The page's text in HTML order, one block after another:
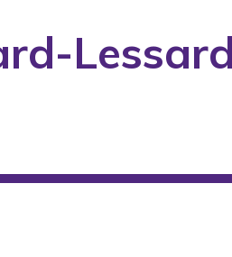
Lessard